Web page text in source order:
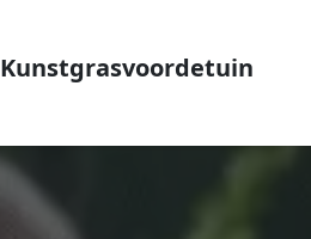
Kunstgrasvoordetuin